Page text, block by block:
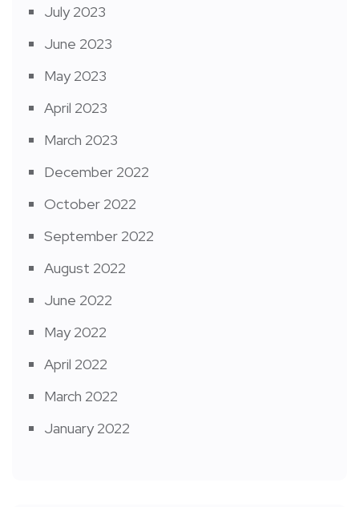
July 2023
June 2023
May 2023
April 2023
March 2023
December 2022
October 2022
September 2022
August 2022
June 2022
May 2022
April 2022
March 2022
January 2022